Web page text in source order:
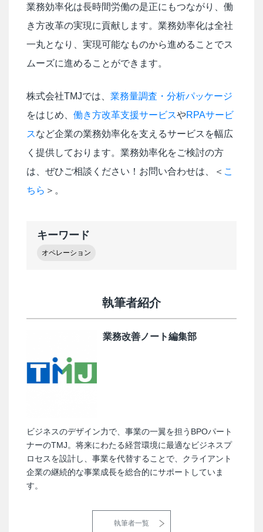
業務効率化は長時間労働の是正にもつながり、働
き方改革の実現に貢献します。業務効率化は全社
一丸となり、実現可能なものから進めることでス
ムーズに進めることができます。
株式会社TMJでは、 業務量調査・分析パッケージ
をはじめ、 働き方改革支援サービスやRPAサービ
スなど企業の業務効率化を支えるサービスを幅広
く提供しております。業務効率化をご検討の方
は、ぜひご相談ください！お問い合わせは、＜ こ
ちら ＞。
キーワード
オペレーション
執筆者紹介
業務改善ノート編集部
ビジネスのデザイン力で、事業の一翼を担うBPOパート
ナーのTMJ。将来にわたる経営環境に最適なビジネスプ
ロセスを設計し、事業を代替することで、クライアント
企業の継続的な事業成長を総合的にサポートしていま
す。
執筆者一覧